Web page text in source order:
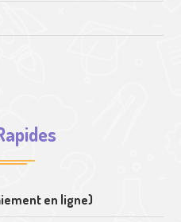
en ligne)